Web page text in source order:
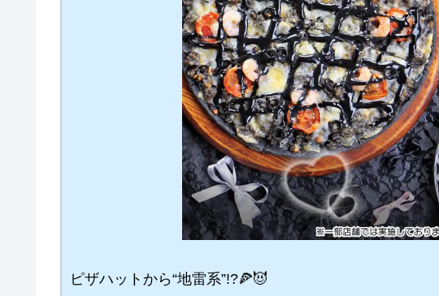
ピザハットから“地雷系”!?🍕😈